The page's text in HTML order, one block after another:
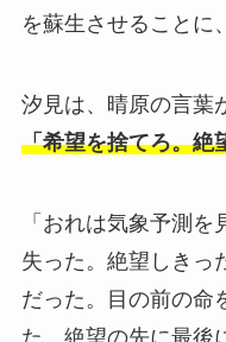
を蘇生させることに
汐見は、晴原の言葉
「希望を捨てろ。絶
「おれは気象予測
失った。絶望しきっ
だった。目の前の命
た。絶望の先に最後